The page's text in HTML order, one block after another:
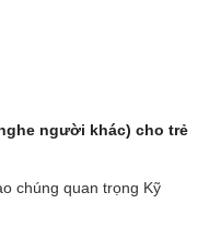
người khác) cho trẻ
chúng quan trọng Kỹ